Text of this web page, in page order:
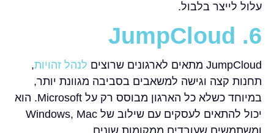
עלול לייצר בלבול.
6. JumpCloud
JumpCloud מתאים לארגונים שרוצים לנהל זהויות,
תחנות קצה וגישה למשאבים בסביבה מגוונת יותר,
במיוחד כשלא כל הארגון מבוסס רק על Microsoft. הוא
יכול להתאים לעסקים עם שילוב של Windows, Mac
ומשתמשים שעובדים ממקומות שונים.